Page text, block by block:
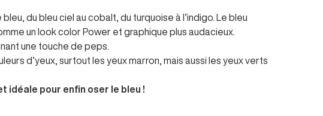
du bleu ciel au cobalt, du turquoise à l’indigo. Le bleu
un look color Power et graphique plus audacieux.
une touche de peps.
d’yeux, surtout les yeux marron, mais aussi les yeux verts
idéale pour enfin oser le bleu !